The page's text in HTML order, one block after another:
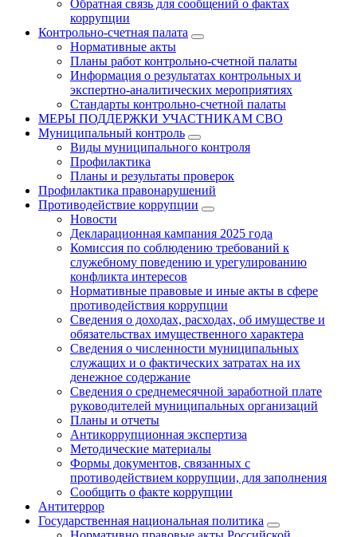
Обратная связь для сообщений о фактах
коррупции
Контрольно-счетная палата
Нормативные акты
Планы работ контрольно-счетной палаты
Информация о результатах контрольных и
экспертно-аналитических мероприятиях
Стандарты контрольно-счетной палаты
МЕРЫ ПОДДЕРЖКИ УЧАСТНИКАМ СВО
Муниципальный контроль
Виды муниципального контроля
Профилактика
Планы и результаты проверок
Профилактика правонарушений
Противодействие коррупции
Новости
Декларационная кампания 2025 года
Комиссия по соблюдению требований к
служебному поведению и урегулированию
конфликта интересов
Нормативные правовые и иные акты в сфере
противодействия коррупции
Сведения о доходах, расходах, об имуществе и
обязательствах имущественного характера
Сведения о численности муниципальных
служащих и о фактических затратах на их
денежное содержание
Сведения о среднемесячной заработной плате
руководителей муниципальных организаций
Планы и отчеты
Антикоррупционная экспертиза
Методические материалы
Формы документов, связанных с
противодействием коррупции, для заполнения
Сообщить о факте коррупции
Антитеррор
Государственная национальная политика